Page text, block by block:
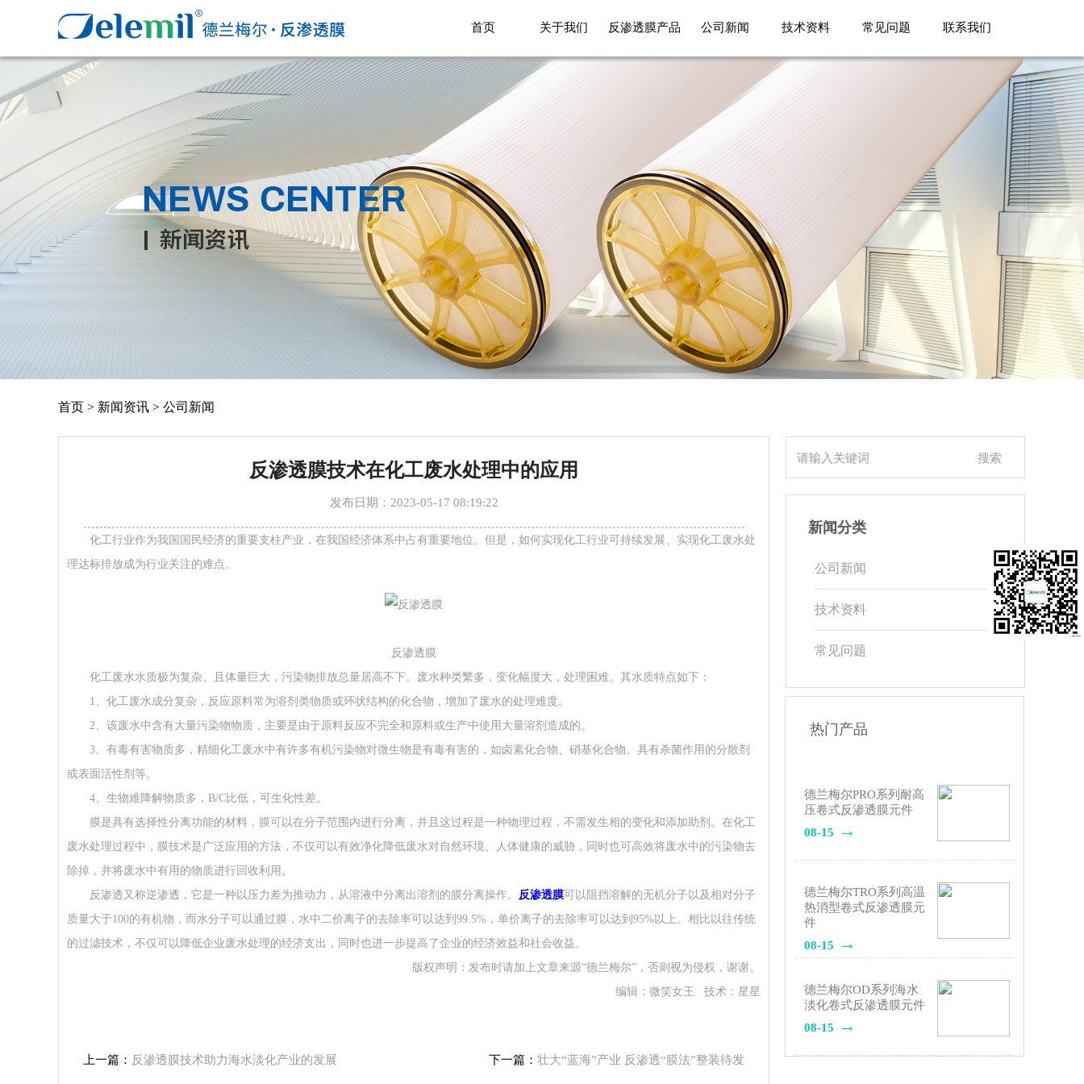
首页 关于我们 反渗透膜产品 公司新闻 技术资料 常见问题 联系我们
首页 > 新闻资讯 > 公司新闻
新闻分类
公司新闻
技术资料
常见问题
热门产品
德兰梅尔PRO系列耐高
压卷式反渗透膜元件
08-15
德兰梅尔TRO系列高温
热消型卷式反渗透膜元
件
08-15
德兰梅尔OD系列海水
淡化卷式反渗透膜元件
08-15
反渗透膜技术在化工废水处理中的应用
发布日期：2023-05-17 08:19:22
化工行业作为我国国民经济的重要支柱产业，在我国经济体系中占有重要地位。但是，如何实现化工行业可持续发展、实现化工废水处
理达标排放成为行业关注的难点。
反渗透膜
化工废水水质极为复杂、且体量巨大，污染物排放总量居高不下。废水种类繁多，变化幅度大，处理困难。其水质特点如下：
1、化工废水成分复杂，反应原料常为溶剂类物质或环状结构的化合物，增加了废水的处理难度。
2、该废水中含有大量污染物物质，主要是由于原料反应不完全和原料或生产中使用大量溶剂造成的。
3、有毒有害物质多，精细化工废水中有许多有机污染物对微生物是有毒有害的，如卤素化合物、硝基化合物、具有杀菌作用的分散剂
或表面活性剂等。
4、生物难降解物质多，B/C比低，可生化性差。
膜是具有选择性分离功能的材料，膜可以在分子范围内进行分离，并且这过程是一种物理过程，不需发生相的变化和添加助剂。在化工
废水处理过程中，膜技术是广泛应用的方法，不仅可以有效净化降低废水对自然环境、人体健康的威胁，同时也可高效将废水中的污染物去
除掉，并将废水中有用的物质进行回收利用。
反渗透又称逆渗透，它是一种以压力差为推动力，从溶液中分离出溶剂的膜分离操作。 反渗透膜可以阻挡溶解的无机分子以及相对分子
质量大于100的有机物，而水分子可以通过膜，水中二价离子的去除率可以达到99.5%，单价离子的去除率可以达到95%以上。相比以往传统
的过滤技术，不仅可以降低企业废水处理的经济支出，同时也进一步提高了企业的经济效益和社会收益。
版权声明：发布时请加上文章来源“德兰梅尔”，否则视为侵权，谢谢。
编辑：微笑女王 技术：星星
上一篇： 反渗透膜技术助力海水淡化产业的发展 下一篇： 壮大“蓝海”产业 反渗透“膜法”整装待发